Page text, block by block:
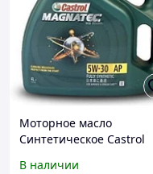
Моторное масло
Синтетическое Castrol
В наличии